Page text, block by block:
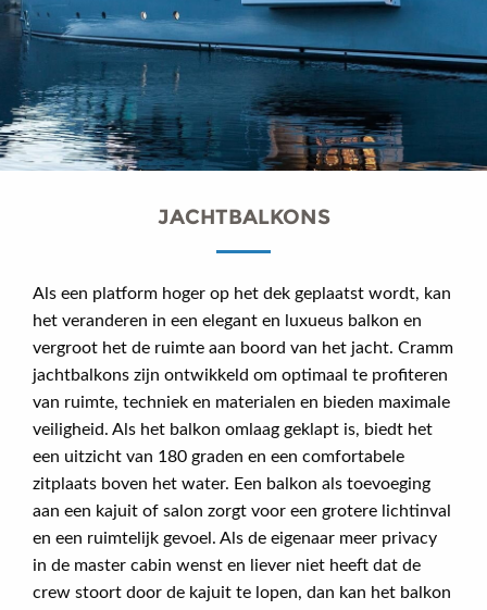
JACHTBALKONS
Als een platform hoger op het dek geplaatst wordt, kan
het veranderen in een elegant en luxueus balkon en
vergroot het de ruimte aan boord van het jacht. Cramm
jachtbalkons zijn ontwikkeld om optimaal te profiteren
van ruimte, techniek en materialen en bieden maximale
veiligheid. Als het balkon omlaag geklapt is, biedt het
een uitzicht van 180 graden en een comfortabele
zitplaats boven het water. Een balkon als toevoeging
aan een kajuit of salon zorgt voor een grotere lichtinval
en een ruimtelijk gevoel. Als de eigenaar meer privacy
in de master cabin wenst en liever niet heeft dat de
crew stoort door de kajuit te lopen, dan kan het balkon